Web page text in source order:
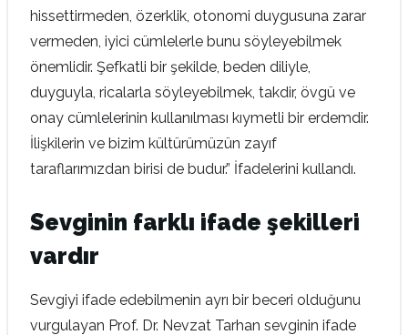
hissettirmeden, özerklik, otonomi duygusuna zarar
vermeden, iyici cümlelerle bunu söyleyebilmek
önemlidir. Şefkatli bir şekilde, beden diliyle,
duyguyla, ricalarla söyleyebilmek, takdir, övgü ve
onay cümlelerinin kullanılması kıymetli bir erdemdir.
İlişkilerin ve bizim kültürümüzün zayıf
taraflarımızdan birisi de budur.” İfadelerini kullandı.
Sevginin farklı ifade şekilleri
vardır
Sevgiyi ifade edebilmenin ayrı bir beceri olduğunu
vurgulayan Prof. Dr. Nevzat Tarhan sevginin ifade